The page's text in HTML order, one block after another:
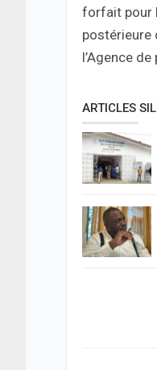
forfait pour
postérieure
l’Agence
ARTICLES